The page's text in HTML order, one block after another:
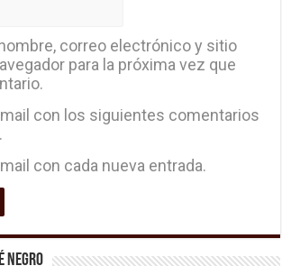
correo electrónico y sitio
para la próxima vez que
con los siguientes comentarios
con cada nueva entrada.
Negro